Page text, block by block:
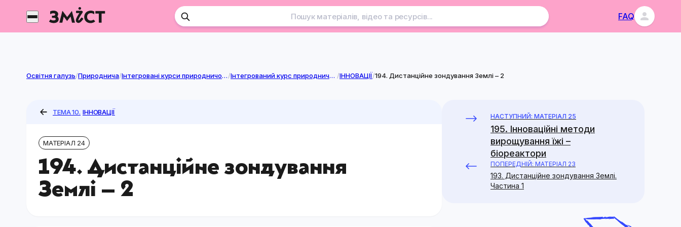
Перейти
FAQ
Освітня галузь/Природнича/ Інтегровані курси природничої галузі/ Інтегрований курс природничої освітньої галузі /ІННОВАЦІЇ/194. Дистанційне зондування Землі – 2
ТЕМА 10. ІННОВАЦІЇ
МАТЕРІАЛ 24
194. Дистанційне зондування
Землі – 2
НАСТУПНИЙ: МАТЕРІАЛ 25
195. Інноваційні методи
вирощування їжі –
біореактори
ПОПЕРЕДНІЙ: МАТЕРІАЛ 23
193. Дистанційне зондування Землі.
Частина 1